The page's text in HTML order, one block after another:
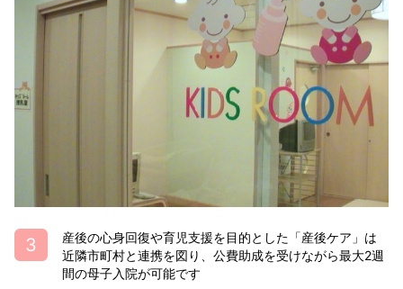
産後の心身回復や育児支援を目的とした「産後ケア」は
近隣市町村と連携を図り、公費助成を受けながら最大2週
間の母子入院が可能です